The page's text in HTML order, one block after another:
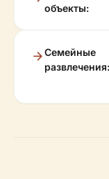
объекты:
Семейные
развлечения: